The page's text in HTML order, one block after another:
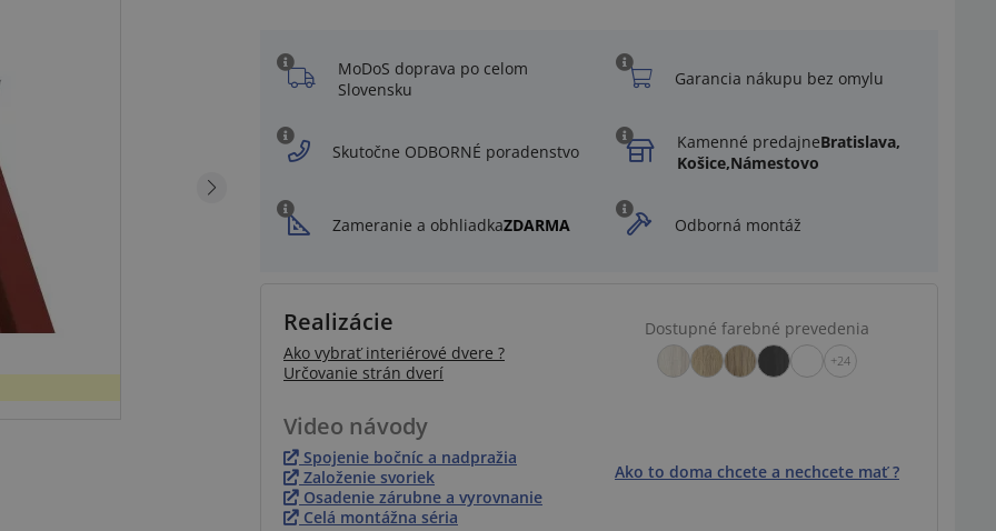
MoDoS doprava po celom
Slovensku
Garancia nákupu bez omylu
Skutočne ODBORNÉ poradenstvo Kamenné predajneBratislava,
Košice,Námestovo
Zameranie a obhliadkaZDARMA Odborná montáž
Realizácie
Ako vybrať interiérové dvere ?
Určovanie strán dverí
Dostupné farebné prevedenia
+24
Video návody
Spojenie bočníc a nadpražia
Založenie svoriek
Osadenie zárubne a vyrovnanie
Celá montážna séria
Ako to doma chcete a nechcete mať ?